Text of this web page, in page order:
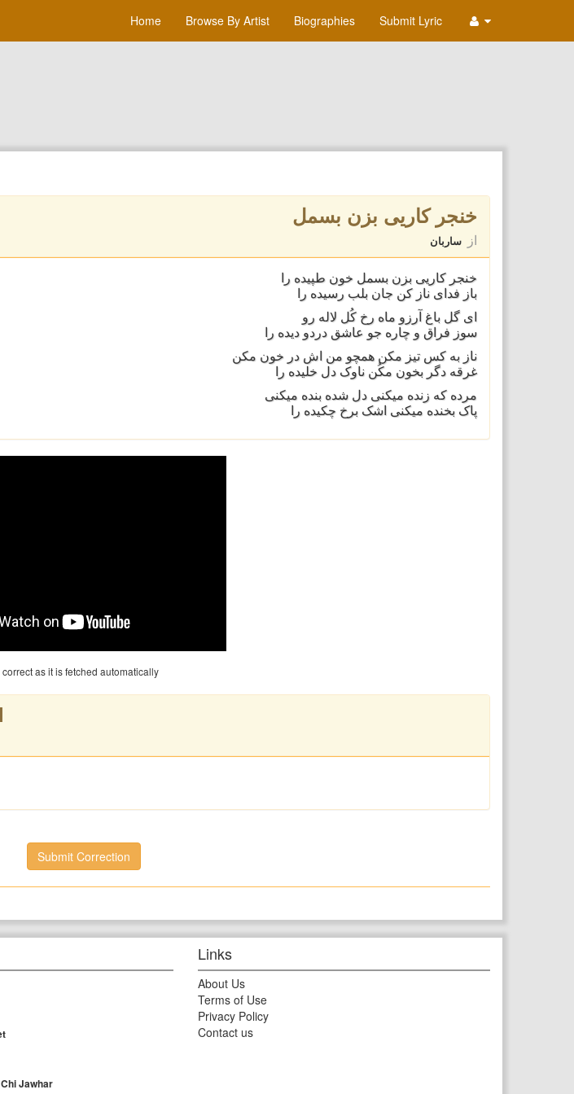
Home Browse By Artist Biographies Submit Lyric
خنجر کاريی بزن بسمل
از ساربان
خنجر کاريی بزن بسمل خون طپيده را
باز فدای ناز کن جان بلب رسيده را
ای گل باغ آرزو ماه رخ کُل لاله رو
سوز فراق و چاره جو عاشق دردو ديده را
ناز به کس تيز مکن همچو من اش در خون مکن
غرقه دگر بخون مکُن ناوک دل خليده را
مرده که زنده ميکنی دل شده بنده ميکنی
پاک بخنده ميکنی اشک برخ چکيده را
as it is fetched automatically
Submit Correction
Chi Jawhar
Links
About Us
Terms of Use
Privacy Policy
Contact us